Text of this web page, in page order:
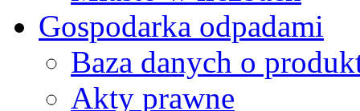
Gospodarka odpadami
Baza danych o
Akty prawne